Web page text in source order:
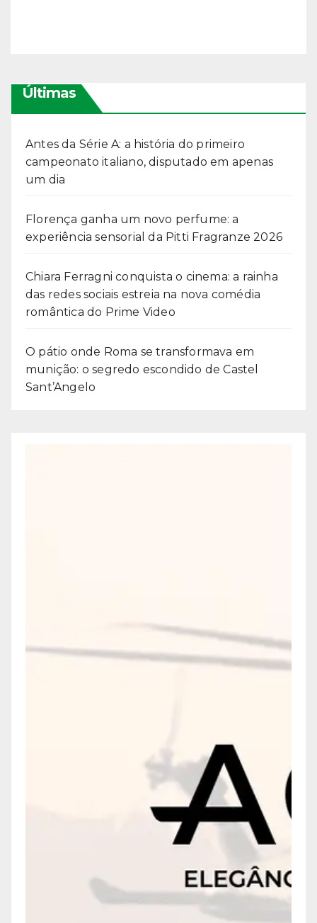
Últimas
Antes da Série A: a história do primeiro
campeonato italiano, disputado em apenas
um dia
Florença ganha um novo perfume: a
experiência sensorial da Pitti Fragranze 2026
Chiara Ferragni conquista o cinema: a rainha
das redes sociais estreia na nova comédia
romântica do Prime Video
O pátio onde Roma se transformava em
munição: o segredo escondido de Castel
Sant’Angelo